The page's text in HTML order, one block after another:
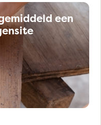
een